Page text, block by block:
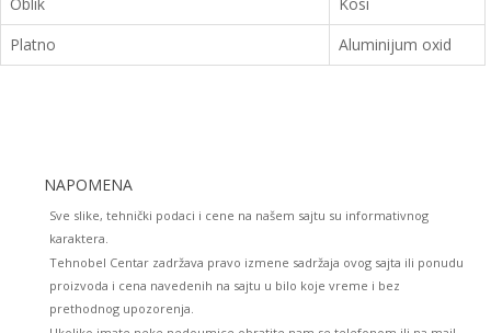
Platno
Aluminijum oxid
NAPOMENA
Sve slike, tehnički podaci i cene na našem sajtu su informativnog
karaktera.
Tehnobel Centar zadržava pravo izmene sadržaja ovog sajta ili ponudu
proizvoda i cena navedenih na sajtu u bilo koje vreme i bez
prethodnog upozorenja.